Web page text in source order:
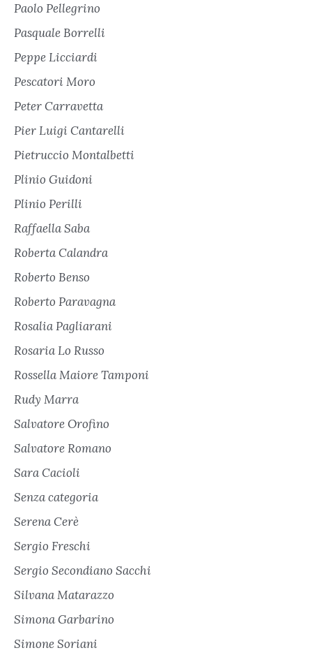
Paolo Pellegrino
Pasquale Borrelli
Peppe Licciardi
Pescatori Moro
Peter Carravetta
Pier Luigi Cantarelli
Pietruccio Montalbetti
Plinio Guidoni
Plinio Perilli
Raffaella Saba
Roberta Calandra
Roberto Benso
Roberto Paravagna
Rosalia Pagliarani
Rosaria Lo Russo
Rossella Maiore Tamponi
Rudy Marra
Salvatore Orofino
Salvatore Romano
Sara Cacioli
Senza categoria
Serena Cerè
Sergio Freschi
Sergio Secondiano Sacchi
Silvana Matarazzo
Simona Garbarino
Simone Soriani